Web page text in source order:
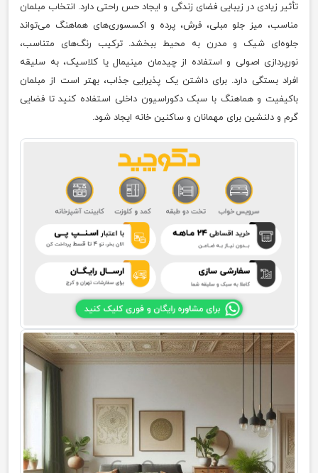
تأثیر زیادی در زیبایی فضای زندگی و ایجاد حس راحتی دارد. انتخاب مبلمان
مناسب، میز جلو مبلی، فرش، پرده و اکسسوری‌های هماهنگ می‌تواند
جلوه‌ای شیک و مدرن به محیط ببخشد. ترکیب رنگ‌های متناسب،
نورپردازی اصولی و استفاده از چیدمان مینیمال یا کلاسیک، به سلیقه
افراد بستگی دارد. برای داشتن یک پذیرایی جذاب، بهتر است از مبلمان
باکیفیت و هماهنگ با سبک دکوراسیون داخلی استفاده کنید تا فضایی
گرم و دلنشین برای مهمانان و ساکنین خانه ایجاد شود.